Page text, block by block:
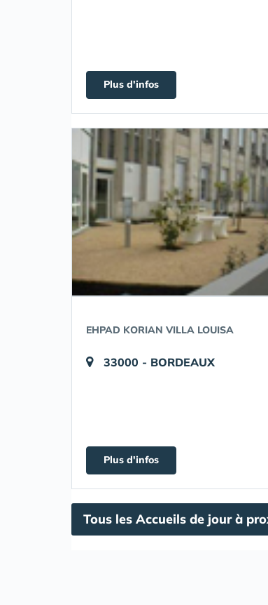
Plus d'infos
EHPAD KORIAN VILLA LOUISA
33000 - BORDEAUX
Plus d'infos
Tous les Accueils de jour à